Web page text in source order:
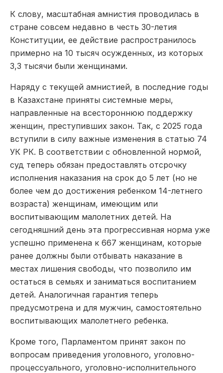
К слову, масштабная амнистия проводилась в
стране совсем недавно в честь 30-летия
Конституции, ее действие распространилось
примерно на 10 тысяч осужденных, из которых
3,3 тысячи были женщинами.
Наряду с текущей амнистией, в последние годы
в Казахстане приняты системные меры,
направленные на всестороннюю поддержку
женщин, преступивших закон. Так, с 2025 года
вступили в силу важные изменения в статью 74
УК РК. В соответствии с обновленной нормой,
суд теперь обязан предоставлять отсрочку
исполнения наказания на срок до 5 лет (но не
более чем до достижения ребенком 14-летнего
возраста) женщинам, имеющим или
воспитывающим малолетних детей. На
сегодняшний день эта прогрессивная норма уже
успешно применена к 667 женщинам, которые
ранее должны были отбывать наказание в
местах лишения свободы, что позволило им
остаться в семьях и заниматься воспитанием
детей. Аналогичная гарантия теперь
предусмотрена и для мужчин, самостоятельно
воспитывающих малолетнего ребенка.
Кроме того, Парламентом принят закон по
вопросам приведения уголовного, уголовно-
процессуального, уголовно-исполнительного